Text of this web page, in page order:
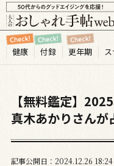
健康 付録 更年期
【無料鑑定】
真木あかりさんが
記事公開日 2024.12 26 18:24